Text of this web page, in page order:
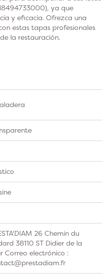
ya que
y eficacia. Ofrezca una
estas tapas profesionales
la restauración.
26 Chemin du
38110 ST Didier de la
Correo electrónico :